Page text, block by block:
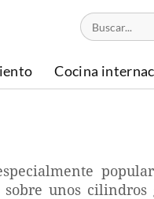
Cocina
unos cilindros